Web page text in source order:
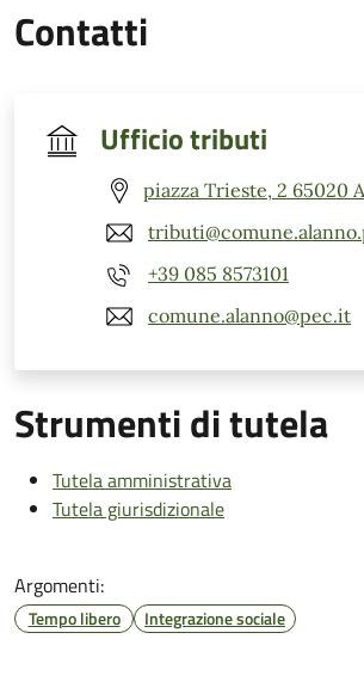
Contatti
Ufficio tributi
piazza Trieste, 2 65020
+39 085 8573101
comune.alanno@pec.it
Strumenti di tutela
Tutela amministrativa
Tutela giurisdizionale
Argomenti:
Tempo libero Integrazione sociale